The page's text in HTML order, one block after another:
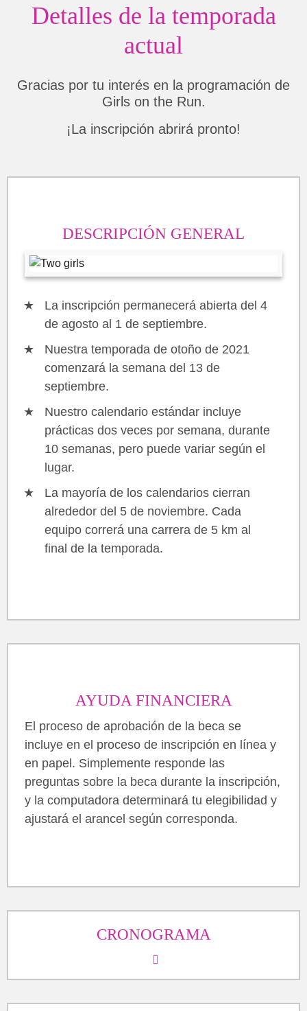
Detalles de la temporada
actual
Gracias por tu interés en la programación de
Girls on the Run.
¡La inscripción abrirá pronto!
DESCRIPCIÓN GENERAL
La inscripción permanecerá abierta del 4
de agosto al 1 de septiembre.
Nuestra temporada de otoño de 2021
comenzará la semana del 13 de
septiembre.
Nuestro calendario estándar incluye
prácticas dos veces por semana, durante
10 semanas, pero puede variar según el
lugar.
La mayoría de los calendarios cierran
alrededor del 5 de noviembre. Cada
equipo correrá una carrera de 5 km al
final de la temporada.
AYUDA FINANCIERA
El proceso de aprobación de la beca se
incluye en el proceso de inscripción en línea y
en papel. Simplemente responde las
preguntas sobre la beca durante la inscripción,
y la computadora determinará tu elegibilidad y
ajustará el arancel según corresponda.
CRONOGRAMA